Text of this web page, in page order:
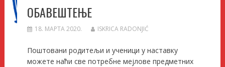
ОБАВЕШТЕЊЕ
18. МАРТА 2020. ISKRICA RADONJIĆ
Поштовани родитељи и ученици у наставку
можете наћи све потребне мејлове предметних